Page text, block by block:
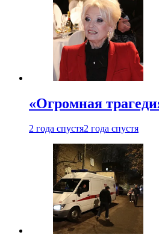
«Огромная
2 года спустя2 года спустя